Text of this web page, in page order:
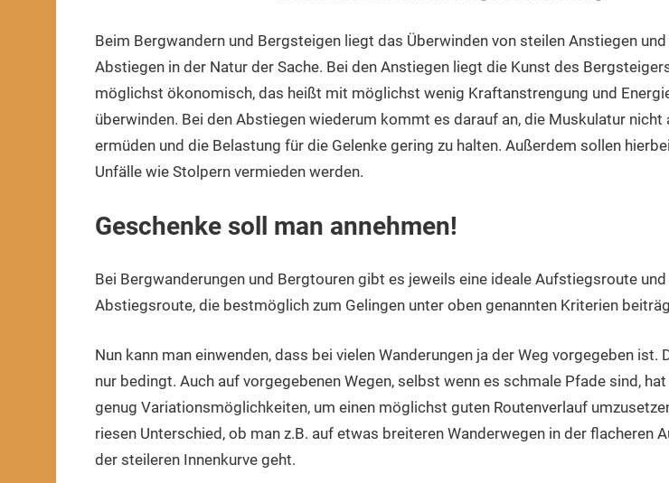
Beim Bergwandern und Bergsteigen liegt das Überwinden von steilen Anstiegen
Abstiegen in der Natur der Sache. Bei den Anstiegen liegt die Kunst des
möglichst ökonomisch, das heißt mit möglichst wenig Kraftanstrengung und
überwinden. Bei den Abstiegen wiederum kommt es darauf an, die Muskulatur nicht
ermüden und die Belastung für die Gelenke gering zu halten. Außerdem sollen
Unfälle wie Stolpern vermieden werden.
Geschenke soll man annehmen!
Bei Bergwanderungen und Bergtouren gibt es jeweils eine ideale Aufstiegsroute und
Abstiegsroute, die bestmöglich zum Gelingen unter oben genannten Kriterien
Nun kann man einwenden, dass bei vielen Wanderungen ja der Weg vorgegeben ist.
nur bedingt. Auch auf vorgegebenen Wegen, selbst wenn es schmale Pfade sind,
genug Variationsmöglichkeiten, um einen möglichst guten Routenverlauf
riesen Unterschied, ob man z.B. auf etwas breiteren Wanderwegen in der flacheren
der steileren Innenkurve geht.